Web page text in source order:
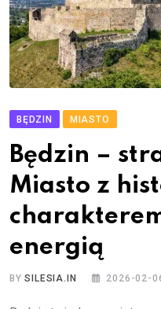
BĘDZIN MIASTO
Będzin –
Miasto z
energią
BYSILESIA.IN 2026-02-